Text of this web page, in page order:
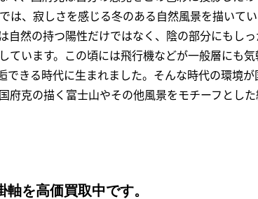
は、寂しさを感じる冬のある自然風景を描いて
然の持つ陽性だけではなく、陰の部分にもし
います。この頃には飛行機などが一般層にも
きる時代に生まれました。そんな時代の環境
克の描く富士山やその他風景をモチーフとし
軸を高価買取中です。